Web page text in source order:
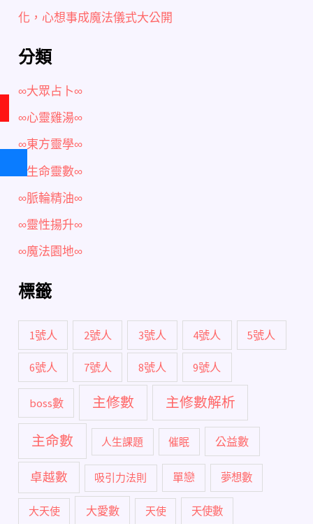
化，心想事成魔法儀式大公開
分類
∞大眾占卜∞
∞心靈雞湯∞
∞東方靈學∞
∞生命靈數∞
∞脈輪精油∞
∞靈性揚升∞
∞魔法園地∞
標籤
1號人 2號人 3號人 4號人 5號人
6號人 7號人 8號人 9號人
boss數 主修數 主修數解析
主命數 人生課題 催眠 公益數
卓越數 吸引力法則 單戀 夢想數
大天使 大愛數 天使 天使數